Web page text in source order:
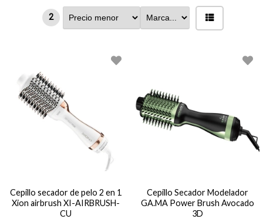
2
Cepillo secador de pelo 2 en 1
Xion airbrush XI-AIRBRUSH-
CU
Cepillo Secador Modelador
GA.MA Power Brush Avocado
3D